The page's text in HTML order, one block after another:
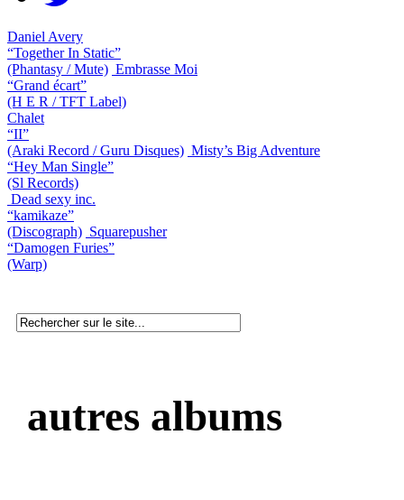
Daniel Avery
“Together In Static”
(Phantasy / Mute) Embrasse Moi
“Grand écart”
(H E R / TFT Label)
Chalet
“II”
(Araki Record / Guru Disques) Misty’s Big Adventure
“Hey Man Single”
(Sl Records)
Dead sexy inc.
“kamikaze”
(Discograph) Squarepusher
“Damogen Furies”
(Warp)
autres albums